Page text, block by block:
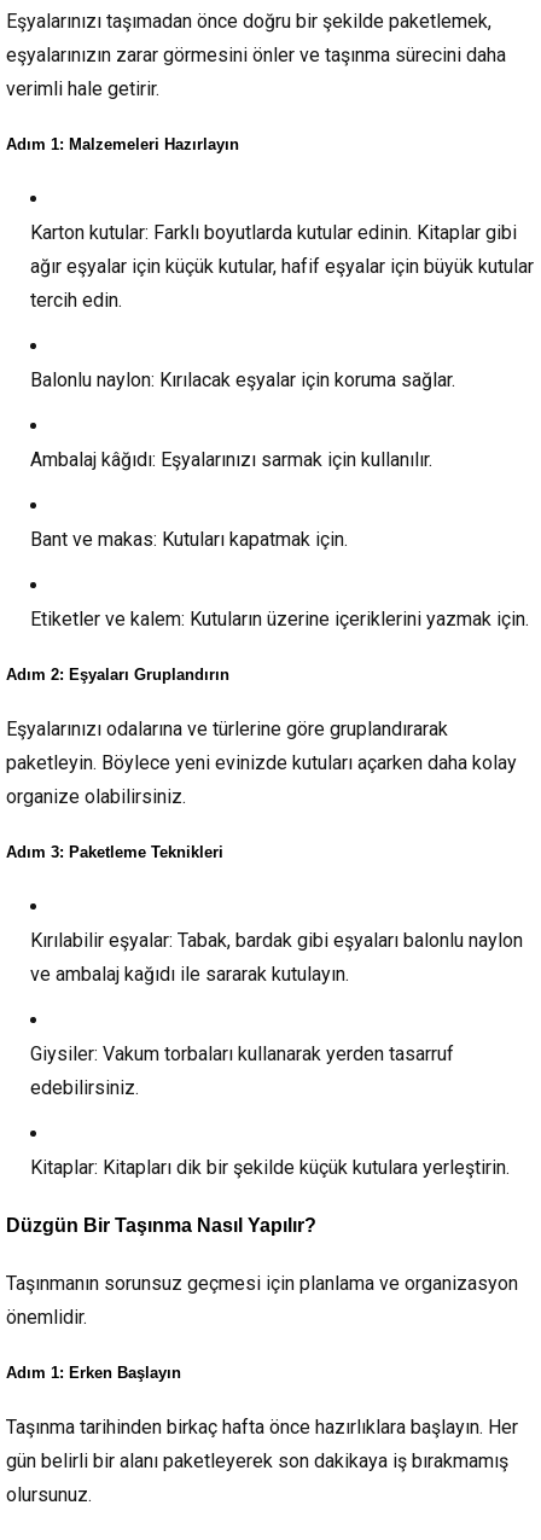
Eşyalarınızı taşımadan önce doğru bir şekilde paketlemek,
eşyalarınızın zarar görmesini önler ve taşınma sürecini daha
verimli hale getirir.
Adım 1: Malzemeleri Hazırlayın
Karton kutular: Farklı boyutlarda kutular edinin. Kitaplar gibi
ağır eşyalar için küçük kutular, hafif eşyalar için büyük kutular
tercih edin.
Balonlu naylon: Kırılacak eşyalar için koruma sağlar.
Ambalaj kâğıdı: Eşyalarınızı sarmak için kullanılır.
Bant ve makas: Kutuları kapatmak için.
Etiketler ve kalem: Kutuların üzerine içeriklerini yazmak için.
Adım 2: Eşyaları Gruplandırın
Eşyalarınızı odalarına ve türlerine göre gruplandırarak
paketleyin. Böylece yeni evinizde kutuları açarken daha kolay
organize olabilirsiniz.
Adım 3: Paketleme Teknikleri
Kırılabilir eşyalar: Tabak, bardak gibi eşyaları balonlu naylon
ve ambalaj kağıdı ile sararak kutulayın.
Giysiler: Vakum torbaları kullanarak yerden tasarruf
edebilirsiniz.
Kitaplar: Kitapları dik bir şekilde küçük kutulara yerleştirin.
Düzgün Bir Taşınma Nasıl Yapılır?
Taşınmanın sorunsuz geçmesi için planlama ve organizasyon
önemlidir.
Adım 1: Erken Başlayın
Taşınma tarihinden birkaç hafta önce hazırlıklara başlayın. Her
gün belirli bir alanı paketleyerek son dakikaya iş bırakmamış
olursunuz.